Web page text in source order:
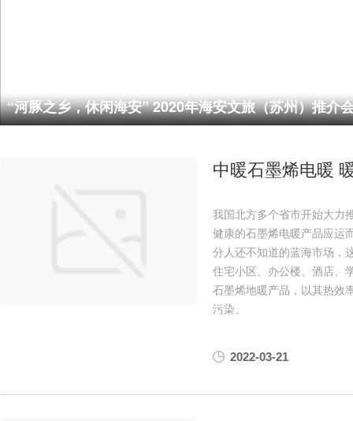
“河豚之乡，休闲海安” 2020年海安文旅（苏州）推介
中暖石墨烯电暖
我国北方多个省市开始大力
健康的石墨烯电暖产品应运
分人还不知道的蓝海市场，
住宅小区、办公楼、酒店、
石墨烯地暖产品，以其热效
污染、
2022-03-21